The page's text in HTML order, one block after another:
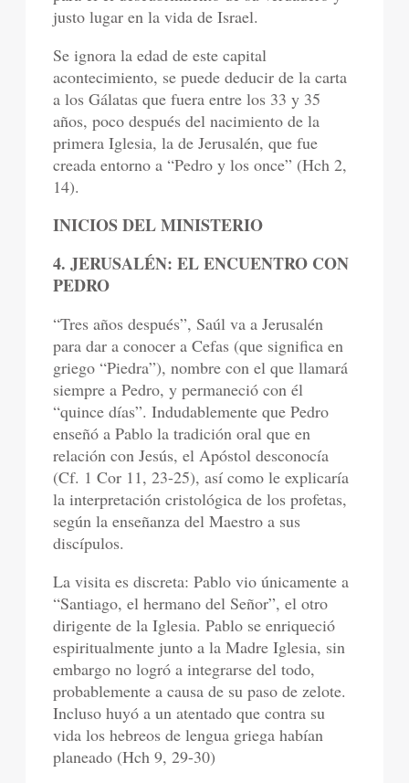
justo lugar en la vida de Israel.
Se ignora la edad de este capital
acontecimiento, se puede deducir de la carta
a los Gálatas que fuera entre los 33 y 35
años, poco después del nacimiento de la
primera Iglesia, la de Jerusalén, que fue
creada entorno a “Pedro y los once” (Hch 2,
14).
INICIOS DEL MINISTERIO
4. JERUSALÉN: EL ENCUENTRO CON
PEDRO
“Tres años después”, Saúl va a Jerusalén
para dar a conocer a Cefas (que significa en
griego “Piedra”), nombre con el que llamará
siempre a Pedro, y permaneció con él
“quince días”. Indudablemente que Pedro
enseñó a Pablo la tradición oral que en
relación con Jesús, el Apóstol desconocía
(Cf. 1 Cor 11, 23-25), así como le explicaría
la interpretación cristológica de los profetas,
según la enseñanza del Maestro a sus
discípulos.
La visita es discreta: Pablo vio únicamente a
“Santiago, el hermano del Señor”, el otro
dirigente de la Iglesia. Pablo se enriqueció
espiritualmente junto a la Madre Iglesia, sin
embargo no logró a integrarse del todo,
probablemente a causa de su paso de zelote.
Incluso huyó a un atentado que contra su
vida los hebreos de lengua griega habían
planeado (Hch 9, 29-30)